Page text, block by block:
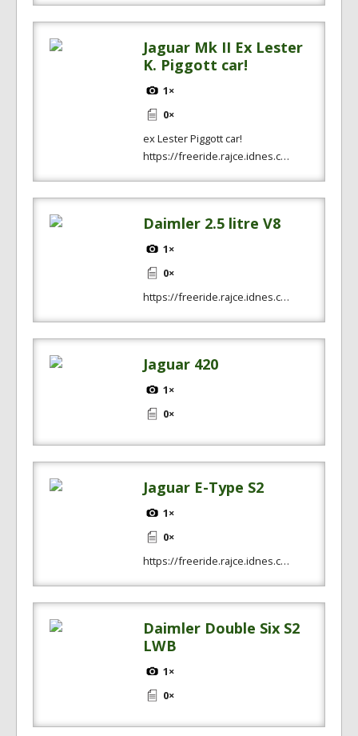
Jaguar Mk II Ex Lester
K. Piggott car!
1×
0×
ex Lester Piggott car!
https://freeride.rajce.idnes.c…
Daimler 2.5 litre V8
1×
0×
https://freeride.rajce.idnes.c…
Jaguar 420
1×
0×
Jaguar E-Type S2
1×
0×
https://freeride.rajce.idnes.c…
Daimler Double Six S2
LWB
1×
0×